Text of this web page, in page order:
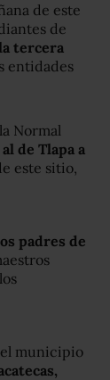
de este
de
tercera
entidades
Normal
de Tlapa a
este sitio,
padres de
municipio